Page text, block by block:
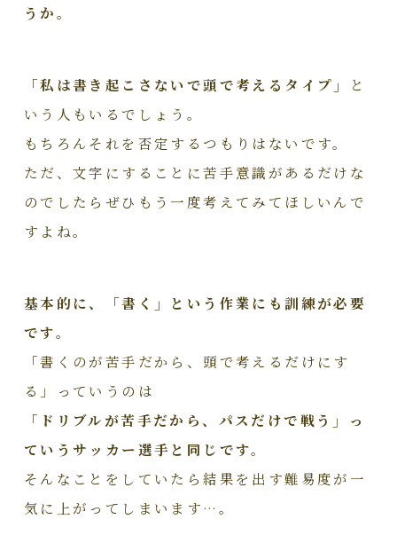
うか。
「私は書き起こさないで頭で考えるタイプ」
と
いう人もいるでしょう。
もちろんそれを否定するつもりはないです。
ただ、文字にすることに苦手意識があるだけな
のでしたらぜひもう一度考えてみてほしいんで
すよね。
基本的に、「書く」という作業にも訓練が必要
です。
「書くのが苦手だから、頭で考えるだけにす
る」っていうのは
「ドリブルが苦手だから、パスだけで戦う」っ
ていうサッカー選手と同じです。
そんなことをしていたら結果を出す難易度が一
気に上がってしまいます…。